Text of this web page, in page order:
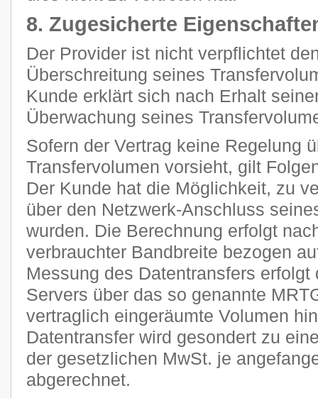
8. Zugesicherte
Der Provider ist nicht verpflichtet
Überschreitung seines
Kunde erklärt sich nach Erhalt
Überwachung seines
Sofern der Vertrag keine Regelung
Transfervolumen vorsieht, gilt
Der Kunde hat die Möglichkeit, zu
über den Netzwerk-Anschluss
wurden. Die Berechnung erfolgt
verbrauchter Bandbreite bezogen
Messung des Datentransfers
Servers über das so genannte
vertraglich eingeräumte Volumen
Datentransfer wird gesondert zu
der gesetzlichen MwSt. je
abgerechnet.